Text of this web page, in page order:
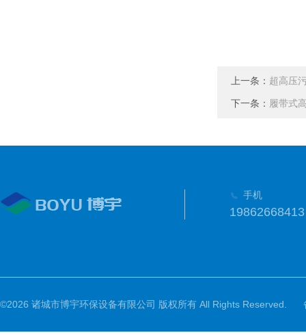
上一条： 超高压
下一条： 履带式
手机
19862668413
©2026 诸城市博宇环保设备有限公司 版权所有 All Rights Reserved.